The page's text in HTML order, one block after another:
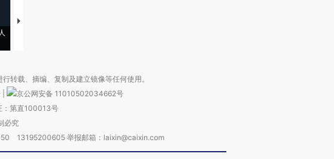
【推广】走进第四届链博
转载、摘编、复制及建立镜像等任何使用。
京公网安备 11010502034662号
：第直100013号
必究
13195200605 举报邮箱：laixin@caixin.com